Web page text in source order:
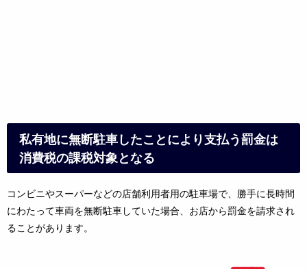
私有地に無断駐車したことにより支払う罰金は
消費税の課税対象となる
コンビニやスーパーなどの店舗利用者用の駐車場で、勝手に長時間
にわたって車両を無断駐車していた場合、お店から罰金を請求され
ることがあります。